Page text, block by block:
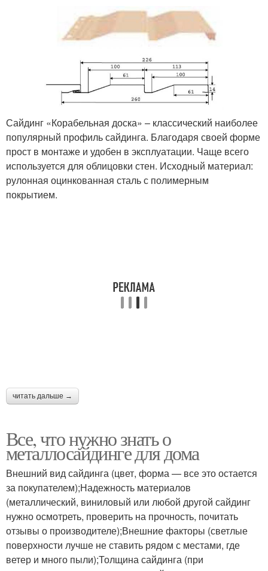
Сайдинг «Корабельная доска» – классический наиболее
популярный профиль сайдинга. Благодаря своей форме
прост в монтаже и удобен в эксплуатации. Чаще всего
используется для облицовки стен. Исходный материал:
рулонная оцинкованная сталь с полимерным
покрытием.
читать дальше →
Все, что нужно знать о
металлосайдинге для дома
Внешний вид сайдинга (цвет, форма — все это остается
за покупателем);Надежность материалов
(металлический, виниловый или любой другой сайдинг
нужно осмотреть, проверить на прочность, почитать
отзывы о производителе);Внешние факторы (светлые
поверхности лучше не ставить рядом с местами, где
ветер и много пыли);Толщина сайдинга (при